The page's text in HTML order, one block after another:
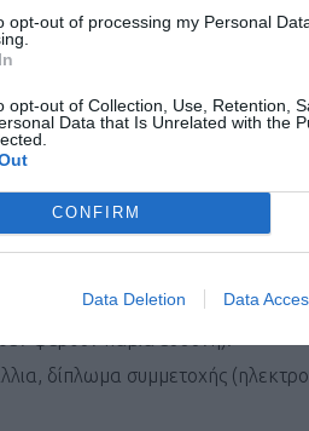
opt-out of processing my Personal
opt-out of Collection, Use, Retention,
Data that Is Unrelated with the
CONFIRM
Data Deletion Data
απορριμμάτων.
μονάδα παρακολούθησης των
τη Διασωστική Ομάδα
σε όλη τη διαδρομή.
των διοργανωτών στις 08.30 πμ
των 8 χλμ, και τα
. Οι σάκοι αποθήκευσης
ότι καλό είναι οι αθλητές να
φέρουν καμία ευθύνη).
δίπλωμα συμμετοχής